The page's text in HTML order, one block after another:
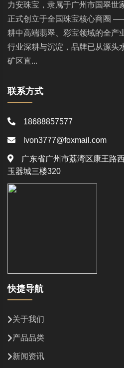
力安珠宝，隶属于广州市国翠世
正式创立于全国珠宝核心商圈
耕中高端翡翠、彩宝领域的全产
行业深耕与沉淀，品牌已从源头
矿区直...
联系方式
18688857577
lvon3777@foxmail.com
广东省广州市荔湾区康王路
玉器城三楼320
快捷导航
关于我们
产品品类
新闻资讯